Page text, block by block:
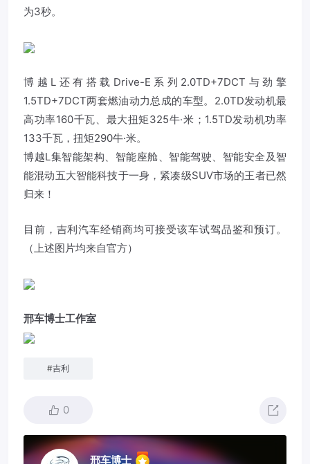
为3秒。
博越L还有搭载Drive-E系列2.0TD+7DCT与劲擎
1.5TD+7DCT两套燃油动力总成的车型。2.0TD发动机最
高功率160千瓦、最大扭矩325牛·米；1.5TD发动机功率
133千瓦，扭矩290牛·米。
博越L集智能架构、智能座舱、智能驾驶、智能安全及智
能混动五大智能科技于一身，紧凑级SUV市场的王者已然
归来！
目前，吉利汽车经销商均可接受该车试驾品鉴和预订。
（上述图片均来自官方）
邢车博士工作室
#吉利
0
邢车博士